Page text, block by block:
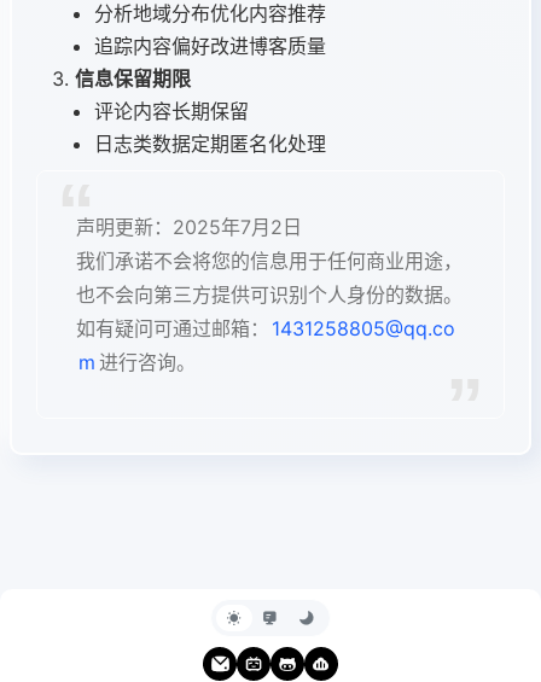
分析地域分布优化内容推荐
追踪内容偏好改进博客质量
信息保留期限
评论内容长期保留
日志类数据定期匿名化处理
声明更新：2025年7月2日
我们承诺不会将您的信息用于任何商业用途，
也不会向第三方提供可识别个人身份的数据。
如有疑问可通过邮箱：
1431258805@qq.co
m 进行咨询。